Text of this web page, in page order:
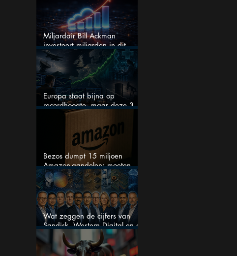
Miljardair Bill Ackman
investeert miljarden in dit
techaandeel
Europa staat bijna op
recordhoogte, maar deze 3
sectoren vallen nu op
Bezos dumpt 15 miljoen
Amazon-aandelen: moeten
beleggers zich zorgen maken?
Wat zeggen de cijfers van
Sandisk, Western Digital en de
AI-Infrastructuur aandelen mij
werkelijk